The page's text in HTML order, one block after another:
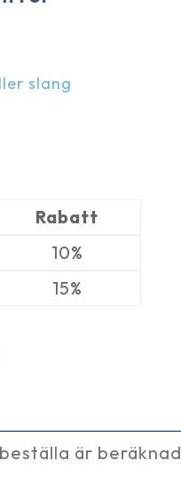
slang
Rabatt
10%
15%
är beräknad